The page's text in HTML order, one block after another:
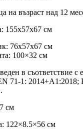
на възраст над 12
155х57х67 см
76х57х67 см
100×32 см
в съответствие с
71-1: 2014+A1:2018;
см
122×8.5×56 см